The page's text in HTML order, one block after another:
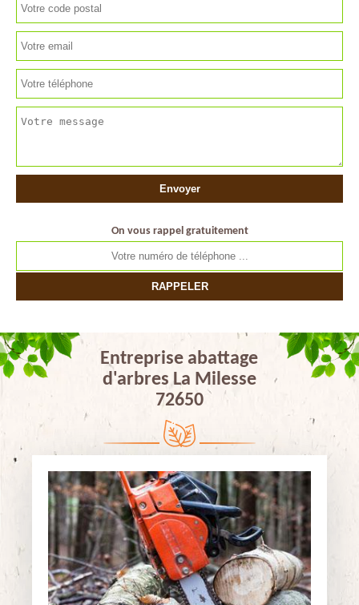
On vous rappel gratuitement
Entreprise abattage
d'arbres La Milesse
72650